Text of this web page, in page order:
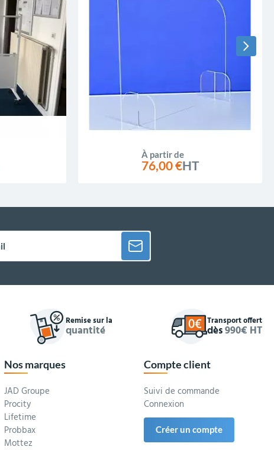
À partir de
76,00 €HT
Remise sur la
quantité
Transport offert
dès990€ HT
Nos marques
JAD Groupe
Procity
Lifetime
Probbax
Mottez
Compte client
Suivi de commande
Connexion
Créer un compte